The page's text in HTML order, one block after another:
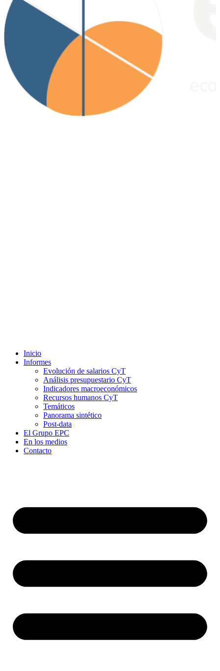
Inicio
Informes
Evolución de salarios CyT
Análisis presupuestario CyT
Indicadores macroeconómicos
Recursos humanos CyT
Temáticos
Panorama sintético
Post-data
El Grupo EPC
En los medios
Contacto